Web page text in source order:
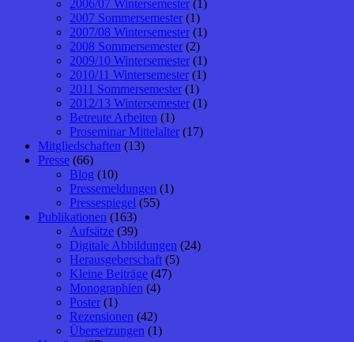
2006/07 Wintersemester (1)
2007 Sommersemester (1)
2007/08 Wintersemester (1)
2008 Sommersemester (2)
2009/10 Wintersemester (1)
2010/11 Wintersemester (1)
2011 Sommersemester (1)
2012/13 Wintersemester (1)
Betreute Arbeiten (1)
Proseminar Mittelalter (17)
Mitgliedschaften (13)
Presse (66)
Blog (10)
Pressemeldungen (1)
Pressespiegel (55)
Publikationen (163)
Aufsätze (39)
Digitale Abbildungen (24)
Herausgeberschaft (5)
Kleine Beiträge (47)
Monographien (4)
Poster (1)
Rezensionen (42)
Übersetzungen (1)